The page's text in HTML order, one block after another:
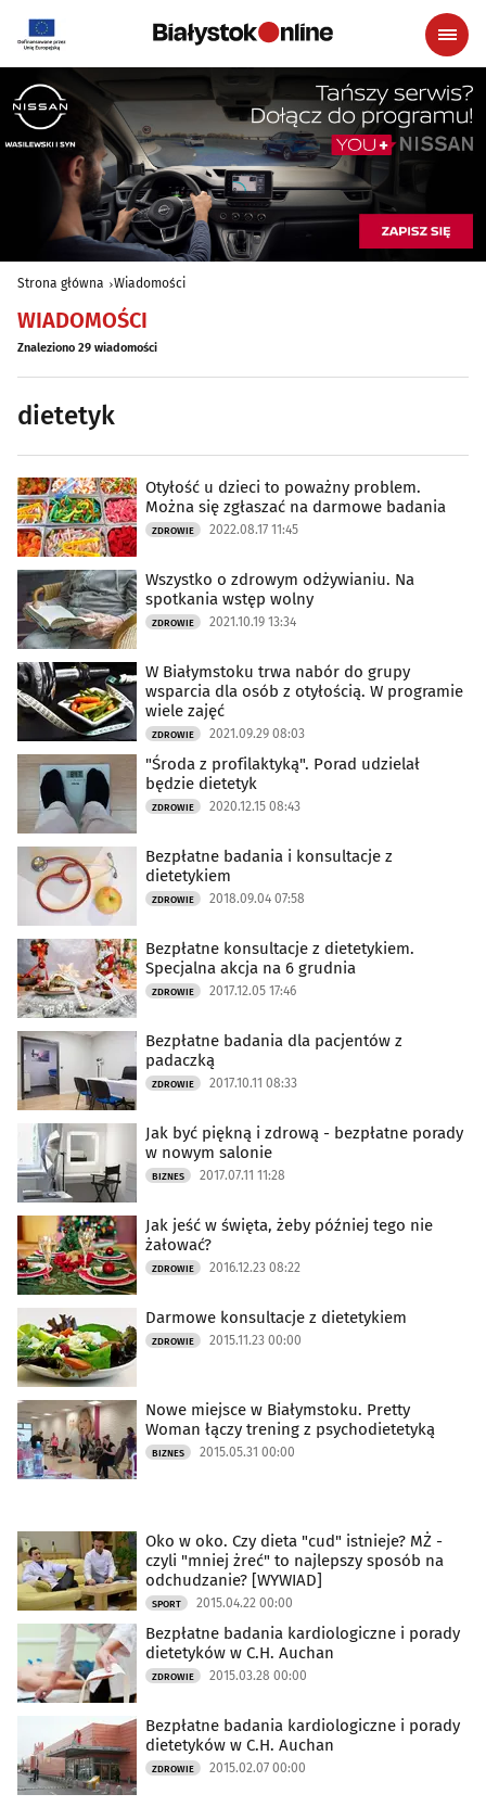
Strona główna Wiadomości
WIADOMOŚCI
Znaleziono 29 wiadomości
dietetyk
Otyłość u dzieci to poważny problem.
Można się zgłaszać na darmowe badania
ZDROWIE 2022.08.17 11:45
Wszystko o zdrowym odżywianiu. Na
spotkania wstęp wolny
ZDROWIE 2021.10.19 13:34
W Białymstoku trwa nabór do grupy
wsparcia dla osób z otyłością. W programie
wiele zajęć
ZDROWIE 2021.09.29 08:03
"Środa z profilaktyką". Porad udzielał
będzie dietetyk
ZDROWIE 2020.12.15 08:43
Bezpłatne badania i konsultacje z
dietetykiem
ZDROWIE 2018.09.04 07:58
Bezpłatne konsultacje z dietetykiem.
Specjalna akcja na 6 grudnia
ZDROWIE 2017.12.05 17:46
Bezpłatne badania dla pacjentów z
padaczką
ZDROWIE 2017.10.11 08:33
Jak być piękną i zdrową - bezpłatne porady
w nowym salonie
BIZNES 2017.07.11 11:28
Jak jeść w święta, żeby później tego nie
żałować?
ZDROWIE 2016.12.23 08:22
Darmowe konsultacje z dietetykiem
ZDROWIE 2015.11.23 00:00
Nowe miejsce w Białymstoku. Pretty
Woman łączy trening z psychodietetyką
BIZNES 2015.05.31 00:00
Oko w oko. Czy dieta "cud" istnieje? MŻ -
czyli "mniej żreć" to najlepszy sposób na
odchudzanie? [WYWIAD]
SPORT 2015.04.22 00:00
Bezpłatne badania kardiologiczne i porady
dietetyków w C.H. Auchan
ZDROWIE 2015.03.28 00:00
Bezpłatne badania kardiologiczne i porady
dietetyków w C.H. Auchan
ZDROWIE 2015.02.07 00:00